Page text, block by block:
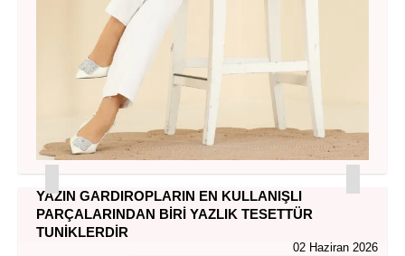
YAZIN GARDIROPLARIN EN KULLANIŞLI
PARÇALARINDAN BIRI YAZLIK TESETTÜR
TUNIKLERDIR
02 Haziran 2026